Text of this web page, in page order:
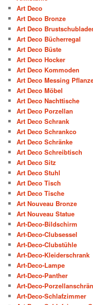
Art Deco
Art Deco Bronze
Art Deco
Art Deco Bücherregal
Art Deco Büste
Art Deco Hocker
Art Deco Kommoden
Art Deco Messing
Art Deco Möbel
Art Deco Nachttische
Art Deco Porzellan
Art Deco Schrank
Art Deco Schrankco
Art Deco Schränke
Art Deco Schreibtisch
Art Deco Sitz
Art Deco Stuhl
Art Deco Tisch
Art Deco Tische
Art Nouveau Bronze
Art Nouveau Statue
Art-Deco-Bildschirm
Art-Deco-Clubsessel
Art-Deco-Clubstühle
Art-Deco-Kleiderschrank
Art-Deco-Lampe
Art-Deco-Panther
Art-Deco-
Art-Deco-Schlafzimmer